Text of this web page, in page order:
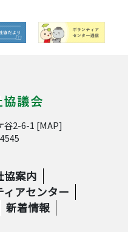
谷2-6-1 [MAP]
協案内
ィアセンター
新着情報